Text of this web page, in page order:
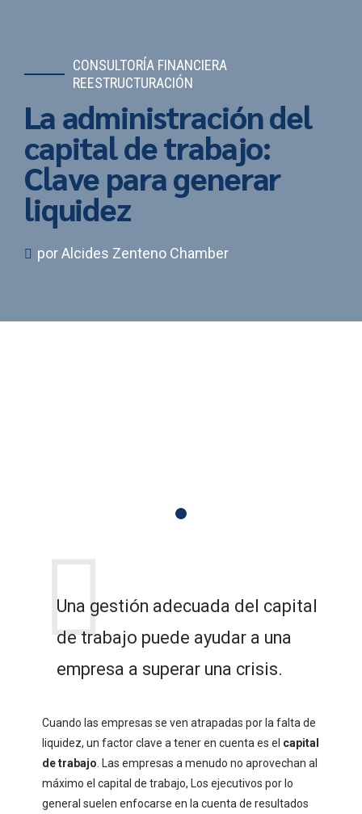
CONSULTORÍA FINANCIERA
REESTRUCTURACIÓN
La administración del
capital de trabajo:
Clave para generar
liquidez
por Alcides Zenteno Chamber
Una gestión adecuada del capital
de trabajo puede ayudar a una
empresa a superar una crisis.
Cuando las empresas se ven atrapadas por la falta de
liquidez, un factor clave a tener en cuenta es el capital
de trabajo . Las empresas a menudo no aprovechan al
máximo el capital de trabajo, Los ejecutivos por lo
general suelen enfocarse en la cuenta de resultados